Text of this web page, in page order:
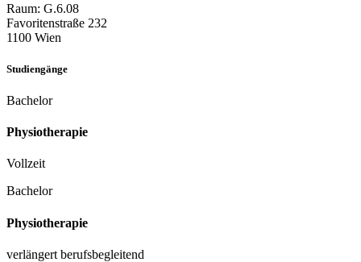
Raum: G.6.08
Favoritenstraße 232
1100 Wien
Studiengänge
Bachelor
Physiotherapie
Vollzeit
Bachelor
Physiotherapie
verlängert berufsbegleitend